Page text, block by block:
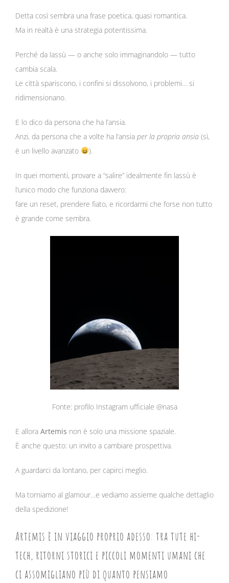
Detta così sembra una frase poetica, quasi romantica.
Ma in realtà è una strategia potentissima.
Perché da lassù — o anche solo immaginandolo — tutto
cambia scala.
Le città spariscono, i confini si dissolvono, i problemi… si
ridimensionano.
E lo dico da persona che ha l’ansia.
Anzi, da persona che a volte ha l’ansia per la propria ansia (sì,
è un livello avanzato
).
In quei momenti, provare a “salire” idealmente fin lassù è
l’unico modo che funziona davvero:
fare un reset, prendere fiato, e ricordarmi che forse non tutto
è grande come sembra.
Fonte: profilo Instagram ufficiale @nasa
E allora Artemis non è solo una missione spaziale.
È anche questo: un invito a cambiare prospettiva.
A guardarci da lontano, per capirci meglio.
Ma torniamo al glamour…e vediamo assieme qualche dettaglio
della spedizione!
Artemis è in viaggio proprio adesso: tra tute hi-
tech, ritorni storici e piccoli momenti umani che
ci assomigliano più di quanto pensiamo